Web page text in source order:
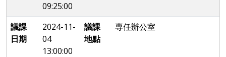
09:25:00
議課
日期
2024-11-
04
13:00:00
議課
地點
専任辦公室